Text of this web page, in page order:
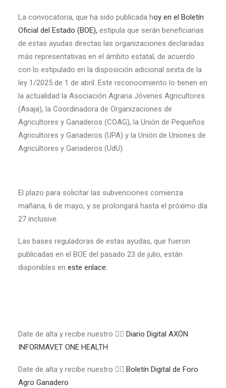
La convocatoria, que ha sido publicada hoy en el Boletín
Oficial del Estado (BOE), estipula que serán beneficiarias
de estas ayudas directas las organizaciones declaradas
más representativas en el ámbito estatal, de acuerdo
con lo estipulado en la disposición adicional sexta de la
ley 1/2025 de 1 de abril. Este reconocimiento lo tienen en
la actualidad la Asociación Agraria Jóvenes Agricultores
(Asaja), la Coordinadora de Organizaciones de
Agricultores y Ganaderos (COAG), la Unión de Pequeños
Agricultores y Ganaderos (UPA) y la Unión de Uniones de
Agricultores y Ganaderos (UdU).
El plazo para solicitar las subvenciones comienza
mañana, 6 de mayo, y se prolongará hasta el próximo día
27 inclusive.
Las bases reguladoras de estas ayudas, que fueron
publicadas en el BOE del pasado 23 de julio, están
disponibles en este enlace.
Date de alta y recibe nuestro 👉🏼 Diario Digital AXÓN
INFORMAVET ONE HEALTH
Date de alta y recibe nuestro 👉🏼 Boletín Digital de Foro
Agro Ganadero